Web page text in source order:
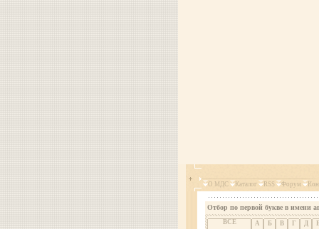
О МДС Каталог RSS Форум
Отбор по первой букве в имени
ВСЕ А Б В Г Д